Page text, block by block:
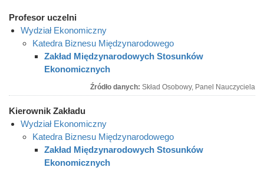
Profesor uczelni
Wydział Ekonomiczny
Katedra Biznesu Międzynarodowego
Zakład Międzynarodowych Stosunków
Ekonomicznych
Źródło danych: Skład Osobowy, Panel Nauczyciela
Kierownik Zakładu
Wydział Ekonomiczny
Katedra Biznesu Międzynarodowego
Zakład Międzynarodowych Stosunków
Ekonomicznych